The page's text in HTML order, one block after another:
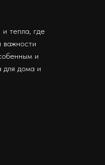
тепла, где
важности
и
дома и